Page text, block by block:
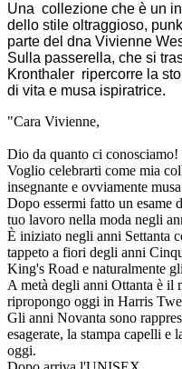
Una collezione che è un
dello stile oltraggioso,
parte del dna Vivienne
Sulla passerella, che si
Kronthaler ripercorre la
di vita e musa ispiratrice.
"Cara Vivienne,
Dio da quanto ci
Voglio celebrarti come mia
insegnante e ovviamente
Dopo essermi fatto un esame
tuo lavoro nella moda negli
È iniziato negli anni Settanta
tappeto a fiori degli anni
King's Road e naturalmente
A metà degli anni Ottanta è
ripropongo oggi in Harris
Gli anni Novanta sono
esagerate, la stampa capelli
oggi.